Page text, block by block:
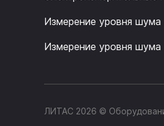
Измерение уровня шума
Измерение уровня шума
ЛИТАС 2026 ©